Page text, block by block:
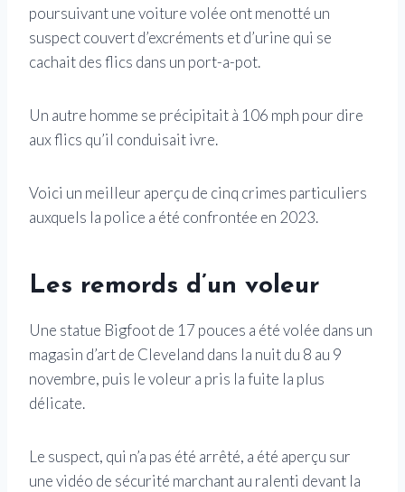
poursuivant une voiture volée ont menotté un
suspect couvert d’excréments et d’urine qui se
cachait des flics dans un port-a-pot.
Un autre homme se précipitait à 106 mph pour dire
aux flics qu’il conduisait ivre.
Voici un meilleur aperçu de cinq crimes particuliers
auxquels la police a été confrontée en 2023.
Les remords d’un voleur
Une statue Bigfoot de 17 pouces a été volée dans un
magasin d’art de Cleveland dans la nuit du 8 au 9
novembre, puis le voleur a pris la fuite la plus
délicate.
Le suspect, qui n’a pas été arrêté, a été aperçu sur
une vidéo de sécurité marchant au ralenti devant la